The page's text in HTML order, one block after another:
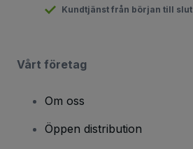
Kundtjänst från början till slut
Vårt företag
Om oss
Öppen distribution